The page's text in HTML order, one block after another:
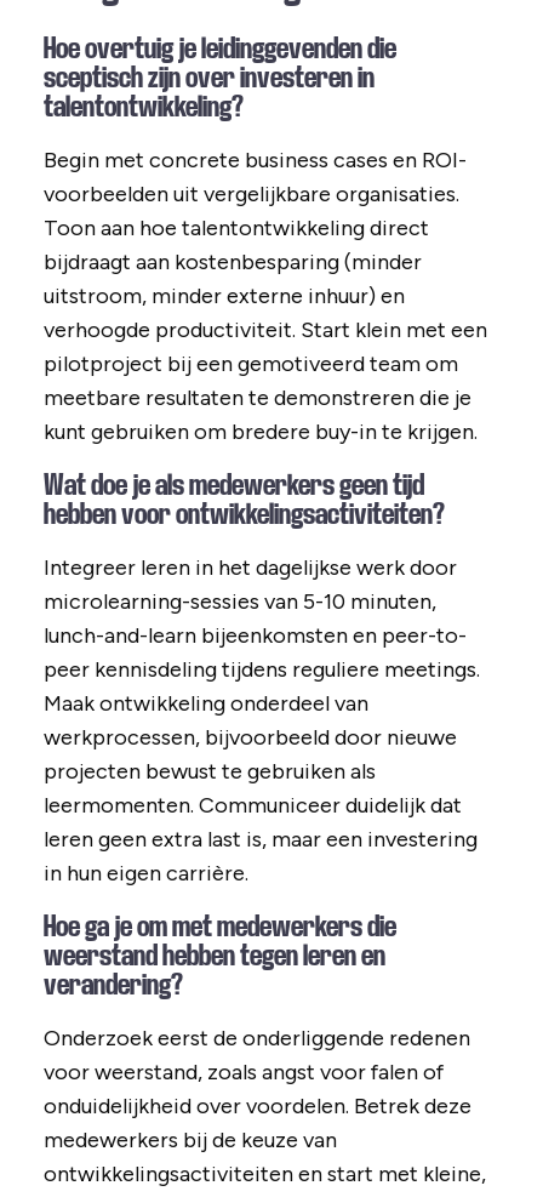
Hoe overtuig je leidinggevenden die
sceptisch zijn over investeren in
talentontwikkeling?
Begin met concrete business cases en ROI-
voorbeelden uit vergelijkbare organisaties.
Toon aan hoe talentontwikkeling direct
bijdraagt aan kostenbesparing (minder
uitstroom, minder externe inhuur) en
verhoogde productiviteit. Start klein met een
pilotproject bij een gemotiveerd team om
meetbare resultaten te demonstreren die je
kunt gebruiken om bredere buy-in te krijgen.
Wat doe je als medewerkers geen tijd
hebben voor ontwikkelingsactiviteiten?
Integreer leren in het dagelijkse werk door
microlearning-sessies van 5-10 minuten,
lunch-and-learn bijeenkomsten en peer-to-
peer kennisdeling tijdens reguliere meetings.
Maak ontwikkeling onderdeel van
werkprocessen, bijvoorbeeld door nieuwe
projecten bewust te gebruiken als
leermomenten. Communiceer duidelijk dat
leren geen extra last is, maar een investering
in hun eigen carrière.
Hoe ga je om met medewerkers die
weerstand hebben tegen leren en
verandering?
Onderzoek eerst de onderliggende redenen
voor weerstand, zoals angst voor falen of
onduidelijkheid over voordelen. Betrek deze
medewerkers bij de keuze van
ontwikkelingsactiviteiten en start met kleine,